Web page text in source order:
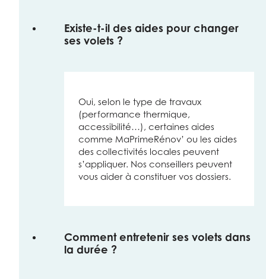
Existe-t-il des aides pour changer
ses volets ?
Oui, selon le type de travaux
(performance thermique,
accessibilité…), certaines aides
comme MaPrimeRénov’ ou les aides
des collectivités locales peuvent
s’appliquer. Nos conseillers peuvent
vous aider à constituer vos dossiers.
Comment entretenir ses volets dans
la durée ?